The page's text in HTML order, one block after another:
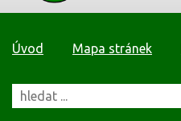
Úvod Mapa stránek